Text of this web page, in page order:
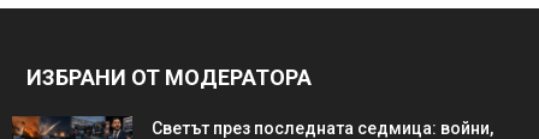
ИЗБРАНИ ОТ МОДЕРАТОРА
Светът през последната седмица: войни,